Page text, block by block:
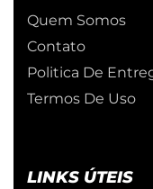
Quem Somos
Contato
Politica De
Termos De Uso
LINKS ÚTEIS